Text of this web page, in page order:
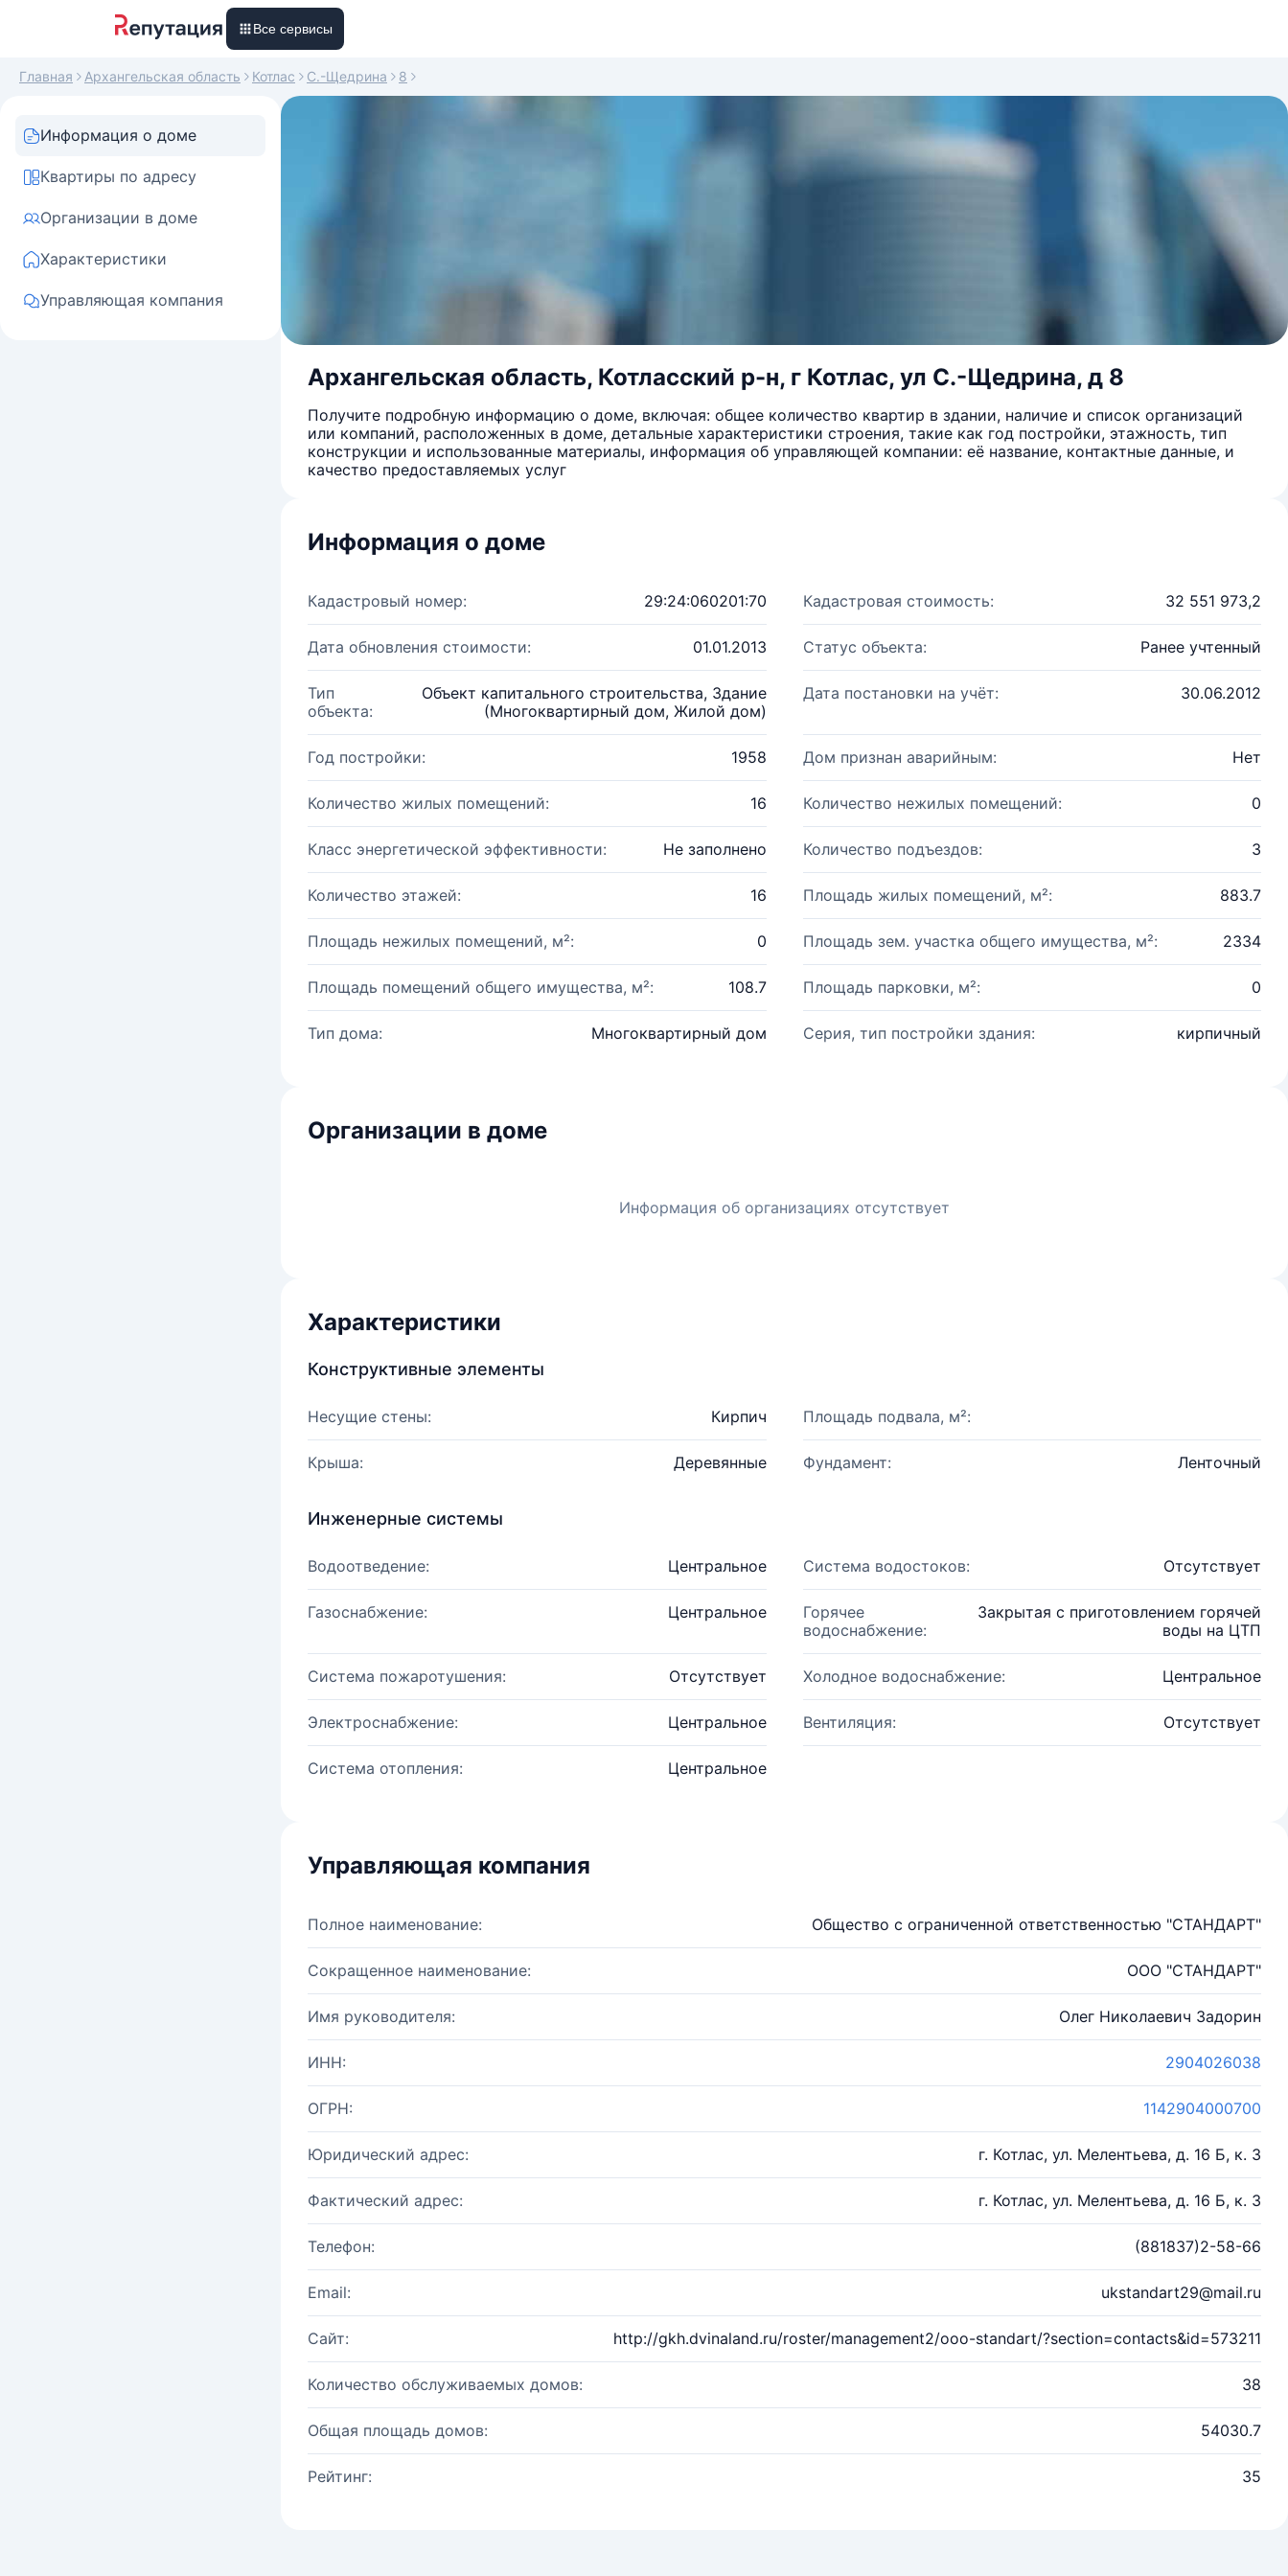
Все сервисы
Главная Архангельская область Котлас С.-Щедрина 8
Информация о доме
Квартиры по адресу
Организации в доме
Характеристики
Управляющая компания
Архангельская область, Котласский р-н, г Котлас, ул С.-Щедрина, д 8
Получите подробную информацию о доме, включая: общее количество квартир в здании, наличие и список организаций
или компаний, расположенных в доме, детальные характеристики строения, такие как год постройки, этажность, тип
конструкции и использованные материалы, информация об управляющей компании: её название, контактные данные, и
качество предоставляемых услуг
Информация о доме
Кадастровый номер: 29:24:060201:70 Кадастровая стоимость: 32 551 973,2
Дата обновления стоимости: 01.01.2013 Статус объекта: Ранее учтенный
Тип
объекта:
Объект капитального строительства, Здание
(Многоквартирный дом, Жилой дом)
Дата постановки на учёт: 30.06.2012
Год постройки: 1958 Дом признан аварийным: Нет
Количество жилых помещений: 16 Количество нежилых помещений: 0
Класс энергетической эффективности: Не заполнено Количество подъездов: 3
Количество этажей: 16 Площадь жилых помещений, м²: 883.7
Площадь нежилых помещений, м²: 0 Площадь зем. участка общего имущества, м²: 2334
Площадь помещений общего имущества, м²: 108.7 Площадь парковки, м²: 0
Тип дома: Многоквартирный дом Серия, тип постройки здания: кирпичный
Организации в доме
Информация об организациях отсутствует
Характеристики
Конструктивные элементы
Несущие стены: Кирпич Площадь подвала, м²:
Крыша: Деревянные Фундамент: Ленточный
Инженерные системы
Водоотведение: Центральное Система водостоков: Отсутствует
Газоснабжение: Центральное
Горячее
водоснабжение:
Закрытая с приготовлением горячей
воды на ЦТП
Система пожаротушения: Отсутствует Холодное водоснабжение: Центральное
Электроснабжение: Центральное Вентиляция: Отсутствует
Система отопления: Центральное
Управляющая компания
Полное наименование: Общество с ограниченной ответственностью "СТАНДАРТ"
Сокращенное наименование: ООО "СТАНДАРТ"
Имя руководителя: Олег Николаевич Задорин
ИНН: 2904026038
ОГРН: 1142904000700
Юридический адрес: г. Котлас, ул. Мелентьева, д. 16 Б, к. 3
Фактический адрес: г. Котлас, ул. Мелентьева, д. 16 Б, к. 3
Телефон: (881837)2-58-66
Email: ukstandart29@mail.ru
Сайт: http://gkh.dvinaland.ru/roster/management2/ooo-standart/?section=contacts&id=573211
Количество обслуживаемых домов: 38
Общая площадь домов: 54030.7
Рейтинг: 35